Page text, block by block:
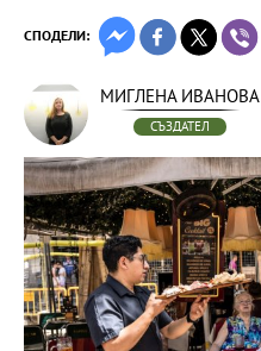
СПОДЕЛИ:
МИГЛЕНА ИВАНОВА
СЪЗДАТЕЛ